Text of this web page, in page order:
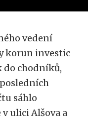
vedení
korun investic
do chodníků,
sáhlo
ulici Alšova a